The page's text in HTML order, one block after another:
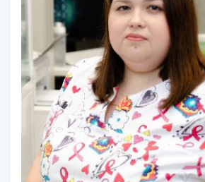
* Процедурный кабинет
Пн-Пт 7:00-20:00, Сб 8:00-20:00,
Вс 9:00-18:00
№ Л041-01191-21/00343853